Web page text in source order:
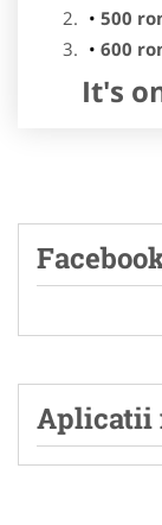
500
600
It's
Aplicatii